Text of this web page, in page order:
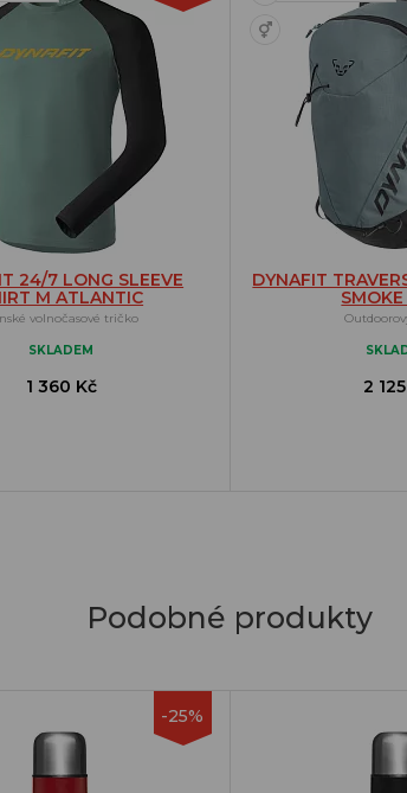
24/7 LONG SLEEVE
M ATLANTIC
volnočasové tričko
SKLADEM
1 360 Kč
DYNAFIT
2
Podobné produkty
-25%